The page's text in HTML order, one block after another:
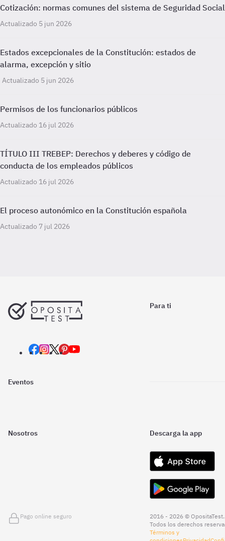
Cotización: normas comunes del sistema de Seguridad Social
Actualizado 5 jun 2026
Estados excepcionales de la Constitución: estados de
alarma, excepción y sitio
Actualizado 5 jun 2026
Permisos de los funcionarios públicos
Actualizado 16 jul 2026
TÍTULO III TREBEP: Derechos y deberes y código de
conducta de los empleados públicos
Actualizado 16 jul 2026
El proceso autonómico en la Constitución española
Actualizado 7 jul 2026
Para ti
Eventos
Nosotros Descarga la app
Pago online seguro
2016 - 2026 © OpositaTest.
Todos los derechos
Términos y